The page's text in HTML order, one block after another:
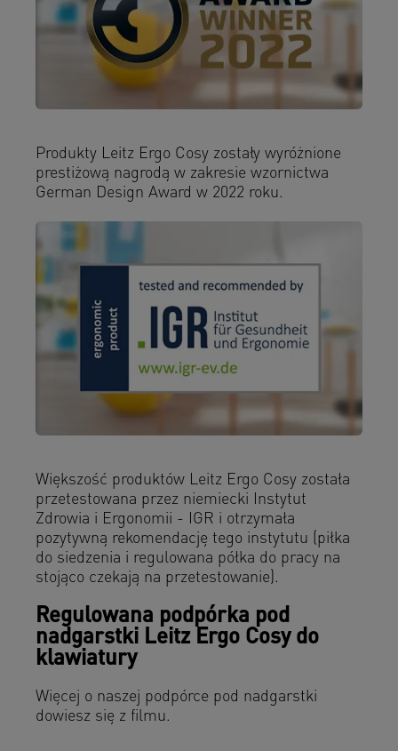
Produkty Leitz Ergo Cosy zostały wyróżnione
prestiżową nagrodą w zakresie wzornictwa
German Design Award w 2022 roku.
Większość produktów Leitz Ergo Cosy została
przetestowana przez niemiecki Instytut
Zdrowia i Ergonomii - IGR i otrzymała
pozytywną rekomendację tego instytutu (piłka
do siedzenia i regulowana półka do pracy na
stojąco czekają na przetestowanie).
Regulowana podpórka pod
nadgarstki Leitz Ergo Cosy do
klawiatury
Więcej o naszej podpórce pod nadgarstki
dowiesz się z filmu.